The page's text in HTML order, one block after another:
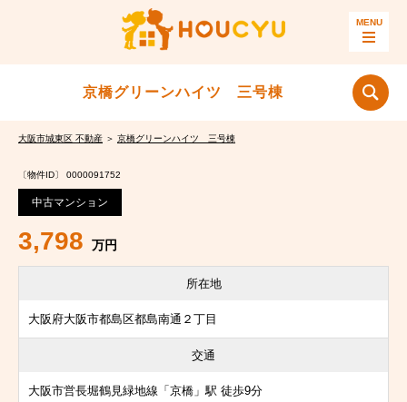
京橋グリーンハイツ 三号棟
大阪市城東区 不動産 ＞ 京橋グリーンハイツ 三号棟
〔物件ID〕 0000091752
中古マンション
3,798 万円
所在地
大阪府大阪市都島区都島南通２丁目
交通
大阪市営長堀鶴見緑地線「京橋」駅 徒歩9分